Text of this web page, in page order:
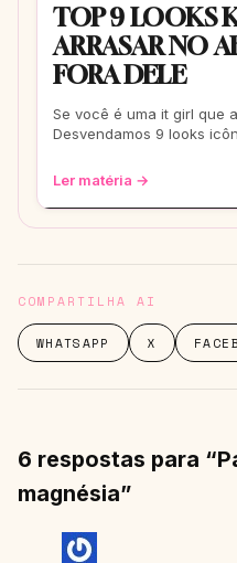
TOP 9 LOOKS
ARRASAR NO
FORA DELE
Se você é uma it girl que
Desvendamos 9 looks
Ler matéria →
COMPARTILHA AI
WHATSAPP X
6 respostas para
magnésia”